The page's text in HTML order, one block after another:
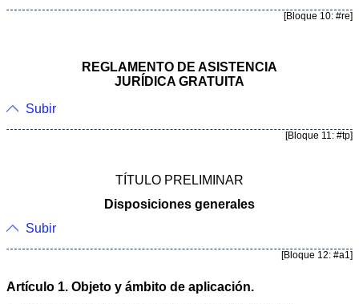
[Bloque 10: #re]
REGLAMENTO DE ASISTENCIA
JURÍDICA GRATUITA
Subir
[Bloque 11: #tp]
TÍTULO PRELIMINAR
Disposiciones generales
Subir
[Bloque 12: #a1]
Artículo 1. Objeto y ámbito de aplicación.